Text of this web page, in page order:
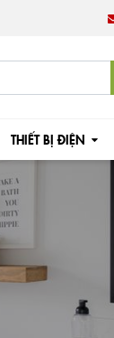
THIẾT BỊ ĐIỆN